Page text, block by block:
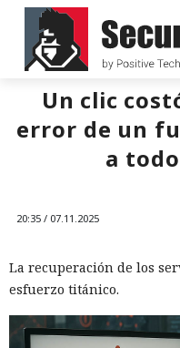
Un clic
error de un
a
20:35 / 07.11.2025
La recuperación de los
esfuerzo titánico.